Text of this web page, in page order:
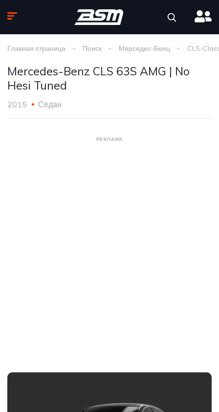
Главная страница Поиск Мерседес-Бенц CLS-
Mercedes-Benz CLS 63S AMG | No
Hesi Tuned
2015 Седан
РЕКЛАМА